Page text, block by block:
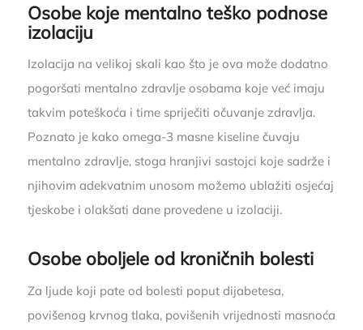
Osobe koje mentalno teško podnose
izolaciju
Izolacija na velikoj skali kao što je ova može dodatno
pogoršati mentalno zdravlje osobama koje već imaju
takvim poteškoća i time spriječiti očuvanje zdravlja.
Poznato je kako omega-3 masne kiseline čuvaju
mentalno zdravlje, stoga hranjivi sastojci koje sadrže i
njihovim adekvatnim unosom možemo ublažiti osjećaj
tjeskobe i olakšati dane provedene u izolaciji.
Osobe oboljele od kroničnih bolesti
Za ljude koji pate od bolesti poput dijabetesa,
povišenog krvnog tlaka, povišenih vrijednosti masnoća